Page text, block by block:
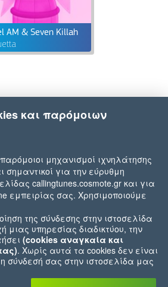
AM & Seven Killah
και παρόμοιων
μηχανισμοί ιχνηλάτησης
σημαντικοί για την εύρυθμη
callingtunes.cosmote.gr και για
εμπειρίας σας. Χρησιμοποιούμε
της σύνδεσης στην ιστοσελίδα
μιας υπηρεσίας διαδικτύου, την
(cookies αναγκαία και
. Χωρίς αυτά τα cookies δεν είναι
σύνδεσή σας στην ιστοσελίδα μας
(π.χ.cookies που αφορούν